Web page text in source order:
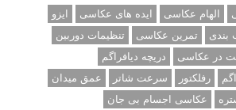
الهام عکاسی ایده های عکاسی
ایزو
بندی تمرین عکاسی
تنظیمات دوربین
در عکاسی
دریچه دیافراگم
رفلکتور سرعت شاتر
عمق میدان
عکاسی اجسام بی جان